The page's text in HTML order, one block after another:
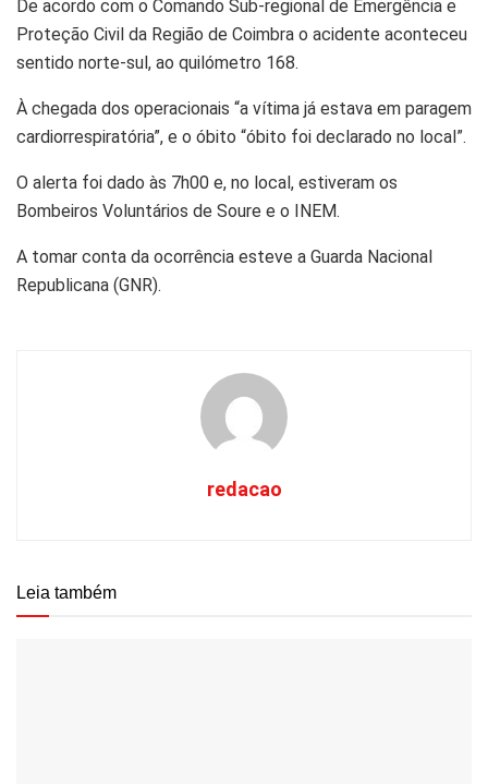
De acordo com o Comando Sub-regional de Emergência e
Proteção Civil da Região de Coimbra o acidente aconteceu
sentido norte-sul, ao quilómetro 168.
À chegada dos operacionais “a vítima já estava em paragem
cardiorrespiratória”, e o óbito “óbito foi declarado no local”.
O alerta foi dado às 7h00 e, no local, estiveram os
Bombeiros Voluntários de Soure e o INEM.
A tomar conta da ocorrência esteve a Guarda Nacional
Republicana (GNR).
redacao
Leia também